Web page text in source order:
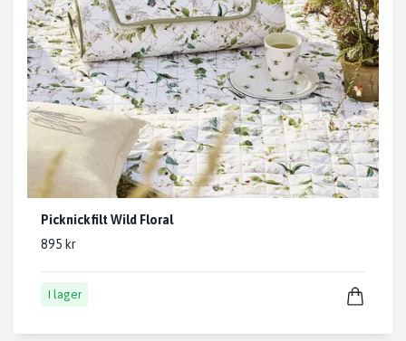
Picknickfilt Wild Floral
895 kr
I lager